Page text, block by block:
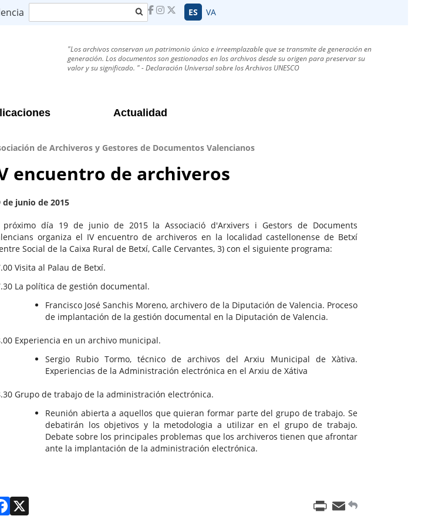
ES VA
"Los archivos conservan un patrimonio único e irreemplazable que se transmite de generación en
generación. Los documentos son gestionados en los archivos desde su origen para preservar su
valor y su significado. " - Declaración Universal sobre los Archivos UNESCO
Actualidad
de Archiveros y Gestores de Documentos Valencianos
encuentro de archiveros
de junio de 2015
próximo día 19 de junio de 2015 la Associació d'Arxivers i Gestors de Documents
organiza el IV encuentro de archiveros en la localidad castellonense de Betxí
Social de la Caixa Rural de Betxí, Calle Cervantes, 3) con el siguiente programa:
Visita al Palau de Betxí.
La política de gestión documental.
Francisco José Sanchis Moreno, archivero de la Diputación de Valencia. Proceso
de implantación de la gestión documental en la Diputación de Valencia.
Experiencia en un archivo municipal.
Sergio Rubio Tormo, técnico de archivos del Arxiu Municipal de Xàtiva.
Experiencias de la Administración electrónica en el Arxiu de Xátiva
Grupo de trabajo de la administración electrónica.
Reunión abierta a aquellos que quieran formar parte del grupo de trabajo. Se
debatirán los objetivos y la metodologia a utilizar en el grupo de trabajo.
Debate sobre los principales problemas que los archiveros tienen que afrontar
ante la implantación de la administración electrónica.
Facebook PrintEmail